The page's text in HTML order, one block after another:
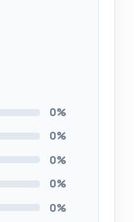
0%
0%
0%
0%
0%